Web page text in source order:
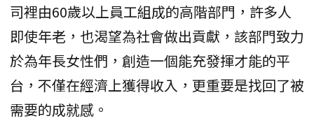
司裡由60歲以上員工組成的高階部門，許多人
即使年老，也渴望為社會做出貢獻，該部門致力
於為年長女性們，創造一個能充發揮才能的平
台，不僅在經濟上獲得收入，更重要是找回了被
需要的成就感。